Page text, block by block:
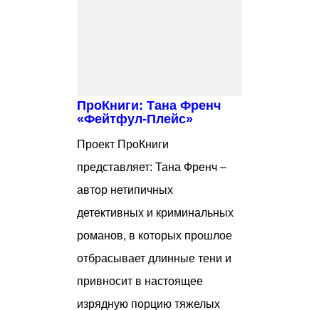
ПроКниги: Тана Френч
«Фейтфул-Плейс»
Проект ПроКниги
представляет: Тана Френч –
автор нетипичных
детективных и криминальных
романов, в которых прошлое
отбрасывает длинные тени и
привносит в настоящее
изрядную порцию тяжелых